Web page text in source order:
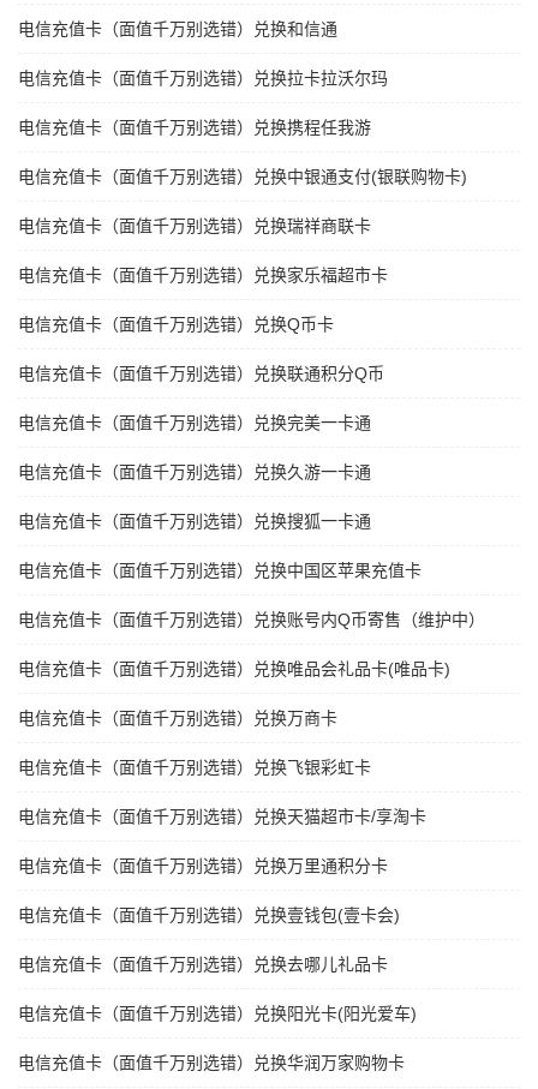
电信充值卡（面值千万别选错）兑换和信通
电信充值卡（面值千万别选错）兑换拉卡拉沃尔玛
电信充值卡（面值千万别选错）兑换携程任我游
电信充值卡（面值千万别选错）兑换中银通支付(银联购物卡)
电信充值卡（面值千万别选错）兑换瑞祥商联卡
电信充值卡（面值千万别选错）兑换家乐福超市卡
电信充值卡（面值千万别选错）兑换Q币卡
电信充值卡（面值千万别选错）兑换联通积分Q币
电信充值卡（面值千万别选错）兑换完美一卡通
电信充值卡（面值千万别选错）兑换久游一卡通
电信充值卡（面值千万别选错）兑换搜狐一卡通
电信充值卡（面值千万别选错）兑换中国区苹果充值卡
电信充值卡（面值千万别选错）兑换账号内Q币寄售（维护中）
电信充值卡（面值千万别选错）兑换唯品会礼品卡(唯品卡)
电信充值卡（面值千万别选错）兑换万商卡
电信充值卡（面值千万别选错）兑换飞银彩虹卡
电信充值卡（面值千万别选错）兑换天猫超市卡/享淘卡
电信充值卡（面值千万别选错）兑换万里通积分卡
电信充值卡（面值千万别选错）兑换壹钱包(壹卡会)
电信充值卡（面值千万别选错）兑换去哪儿礼品卡
电信充值卡（面值千万别选错）兑换阳光卡(阳光爱车)
电信充值卡（面值千万别选错）兑换华润万家购物卡